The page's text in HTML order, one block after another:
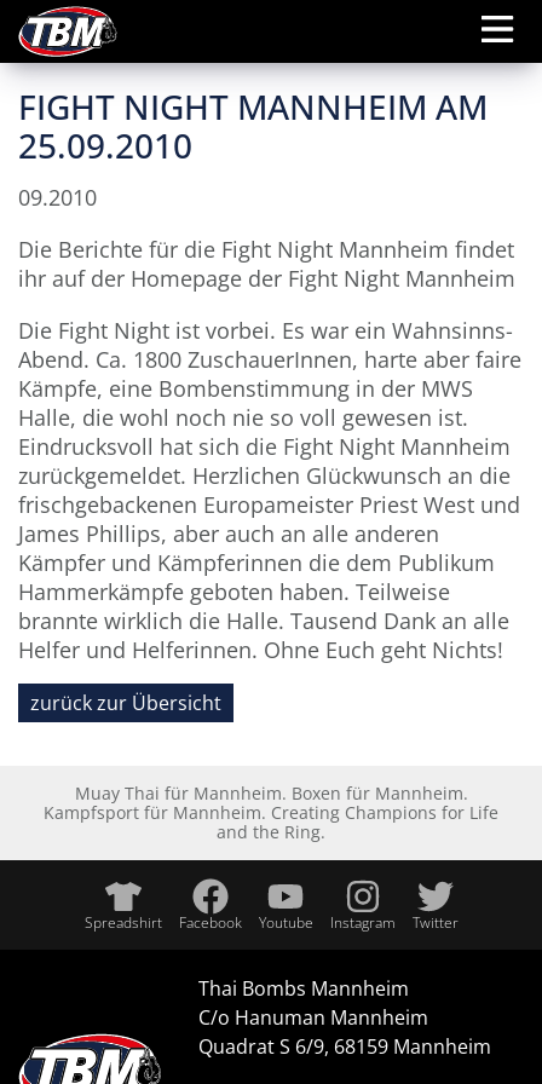
FIGHT NIGHT MANNHEIM AM
25.09.2010
09.2010
Die Berichte für die Fight Night Mannheim findet
ihr auf der Homepage der Fight Night Mannheim
Die Fight Night ist vorbei. Es war ein Wahnsinns-
Abend. Ca. 1800 ZuschauerInnen, harte aber faire
Kämpfe, eine Bombenstimmung in der MWS
Halle, die wohl noch nie so voll gewesen ist.
Eindrucksvoll hat sich die Fight Night Mannheim
zurückgemeldet. Herzlichen Glückwunsch an die
frischgebackenen Europameister Priest West und
James Phillips, aber auch an alle anderen
Kämpfer und Kämpferinnen die dem Publikum
Hammerkämpfe geboten haben. Teilweise
brannte wirklich die Halle. Tausend Dank an alle
Helfer und Helferinnen. Ohne Euch geht Nichts!
zurück zur Übersicht
Muay Thai für Mannheim. Boxen für Mannheim.
Kampfsport für Mannheim. Creating Champions for Life
and the Ring.
Spreadshirt Facebook Youtube Instagram Twitter
Thai Bombs Mannheim
C/o Hanuman Mannheim
Quadrat S 6/9, 68159 Mannheim